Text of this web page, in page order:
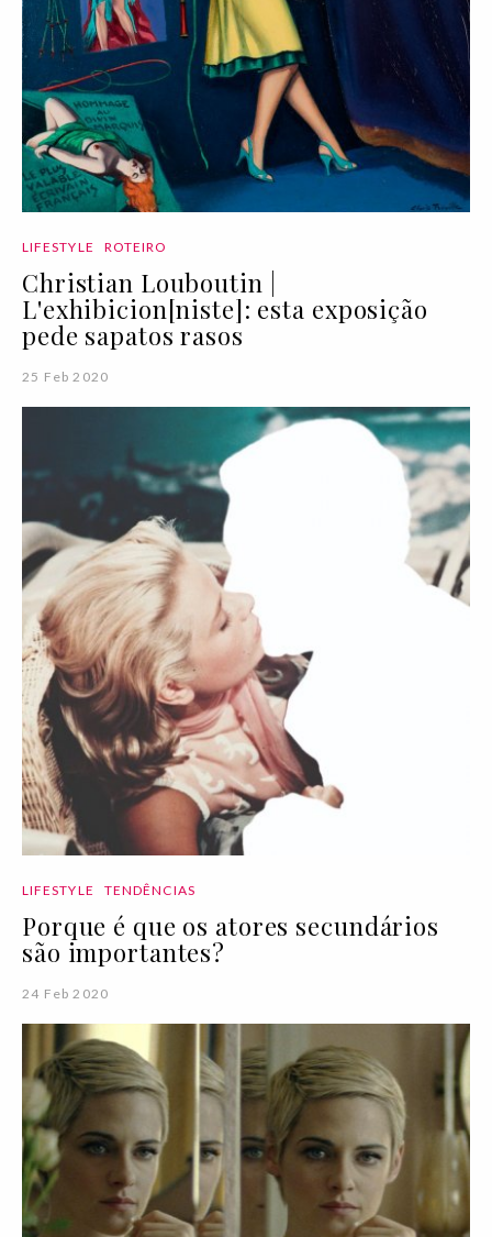
LIFESTYLE ROTEIRO
Christian Louboutin |
L'exhibicion[niste]: esta exposição
pede sapatos rasos
25 Feb 2020
LIFESTYLE TENDÊNCIAS
Porque é que os atores secundários
são importantes?
24 Feb 2020